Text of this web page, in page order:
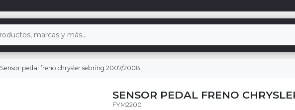
Sensor pedal freno chrysler sebring 2007/2008
SENSOR PEDAL FRENO
FYM2200